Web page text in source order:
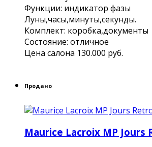
Функции: индикатор фазы
Луны,часы,минуты,секунды.
Комплект: коробка,документы
Состояние: отличное
Цена салона 130.000 руб.
Продано
Maurice Lacroix MP Jours